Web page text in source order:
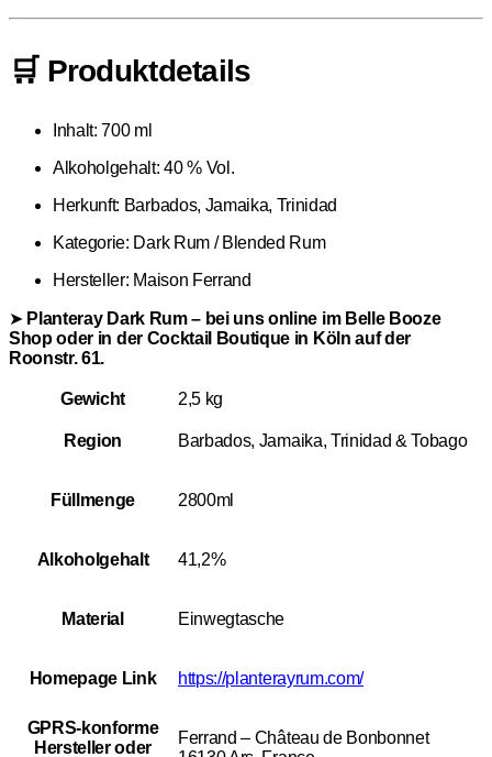
🛒 Produktdetails
Inhalt: 700 ml
Alkoholgehalt: 40 % Vol.
Herkunft: Barbados, Jamaika, Trinidad
Kategorie: Dark Rum / Blended Rum
Hersteller: Maison Ferrand
➤ Planteray Dark Rum – bei uns online im Belle Booze
Shop oder in der Cocktail Boutique in Köln auf der
Roonstr. 61.
Gewicht 2,5 kg
Region Barbados, Jamaika, Trinidad & Tobago
Füllmenge 2800ml
Alkoholgehalt 41,2%
Material Einwegtasche
Homepage Link https://planterayrum.com/
GPRS-konforme
Hersteller oder
Ferrand – Château de Bonbonnet